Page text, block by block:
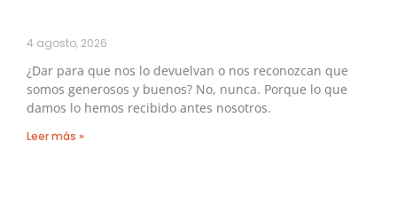
4 agosto, 2026
¿Dar para que nos lo devuelvan o nos reconozcan que
somos generosos y buenos? No, nunca. Porque lo que
damos lo hemos recibido antes nosotros.
Leer más »